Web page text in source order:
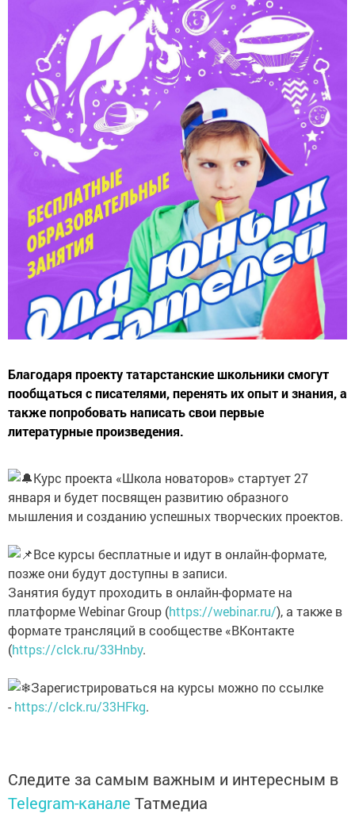
Благодаря проекту татарстанские школьники смогут
пообщаться с писателями, перенять их опыт и знания, а
также попробовать написать свои первые
литературные произведения.
Курс проекта «Школа новаторов» стартует 27
января и будет посвящен развитию образного
мышления и созданию успешных творческих проектов.
Все курсы бесплатные и идут в онлайн-формате,
позже они будут доступны в записи.
Занятия будут проходить в онлайн-формате на
платформе Webinar Group (https://webinar.ru/), а также в
формате трансляций в сообществе «ВКонтакте
(https://clck.ru/33Hnby.
Зарегистрироваться на курсы можно по ссылке
- https://clck.ru/33HFkg.
Следите за самым важным и интересным в
Telegram-канале Татмедиа